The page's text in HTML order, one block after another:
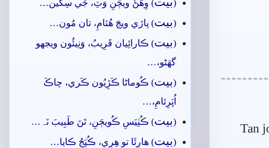
Tan
(
) وِھَڻُ ويڄَنِ وَٽِ، جَي سِکين…
(بيت) پاڙي ويڄَ ھُئامِ، تان مُون…
(بيت) ڪارائِيان قَرِيبُ، وَنِيئُون ويجهو
گهَڻو،…
(بيت) ڪُوماڻا ڪَڙِيُون ڪَري، چاڪَ
اُڀَرِئامِ،…
(بيت) ڪُٺِيَسِ ڪُويڄَنِ، تَنَ طَبِيبَ نَہ…
(بيت) ھارِئَا تو ھِرِي، ڪُپَجُ ڪايا…